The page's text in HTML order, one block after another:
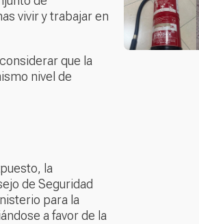
vivir y trabajar en
que la
nivel de
la
de Seguridad
para la
a favor de la